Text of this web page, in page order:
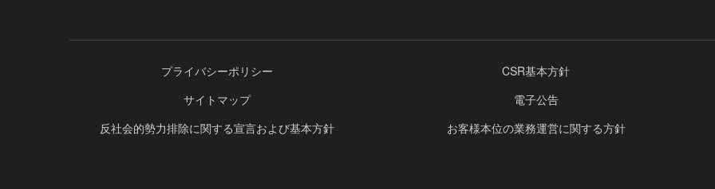
プライバシーポリシー
CSR基本方針
サイトマップ
電子公告
反社会的勢力排除に関する宣言および基本方針
お客様本位の業務運営に関する方針